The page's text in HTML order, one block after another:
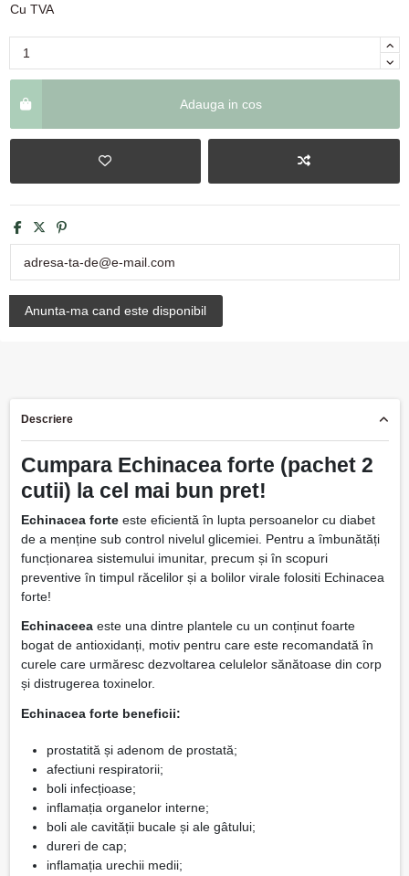
Cu TVA
Adauga in cos
Descriere
Cumpara Echinacea forte (pachet 2
cutii) la cel mai bun pret!
Echinacea forteeste eficientă în lupta persoanelor cu diabet
de a menține sub control nivelul glicemiei. Pentru a îmbunătăți
funcționarea sistemului imunitar, precum și în scopuri
preventive în timpul răcelilor și a bolilor virale folositi Echinacea
forte!
Echinaceeaeste una dintre plantele cu un conținut foarte
bogat de antioxidanți, motiv pentru care este recomandată în
curele care urmăresc dezvoltarea celulelor sănătoase din corp
și distrugerea toxinelor.
Echinacea forte beneficii:
prostatită și adenom de prostată;
afectiuni respiratorii;
boli infecțioase;
inflamația organelor interne;
boli ale cavității bucale și ale gâtului;
dureri de cap;
inflamația urechii medii;